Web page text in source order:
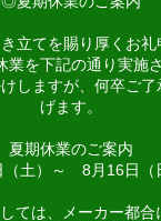
立てを賜り厚くお礼
業を下記の通り実施
しますが、何卒ご
げます。
夏期休業のご案内
（土）～ 8月16日（
ては、メーカー都合